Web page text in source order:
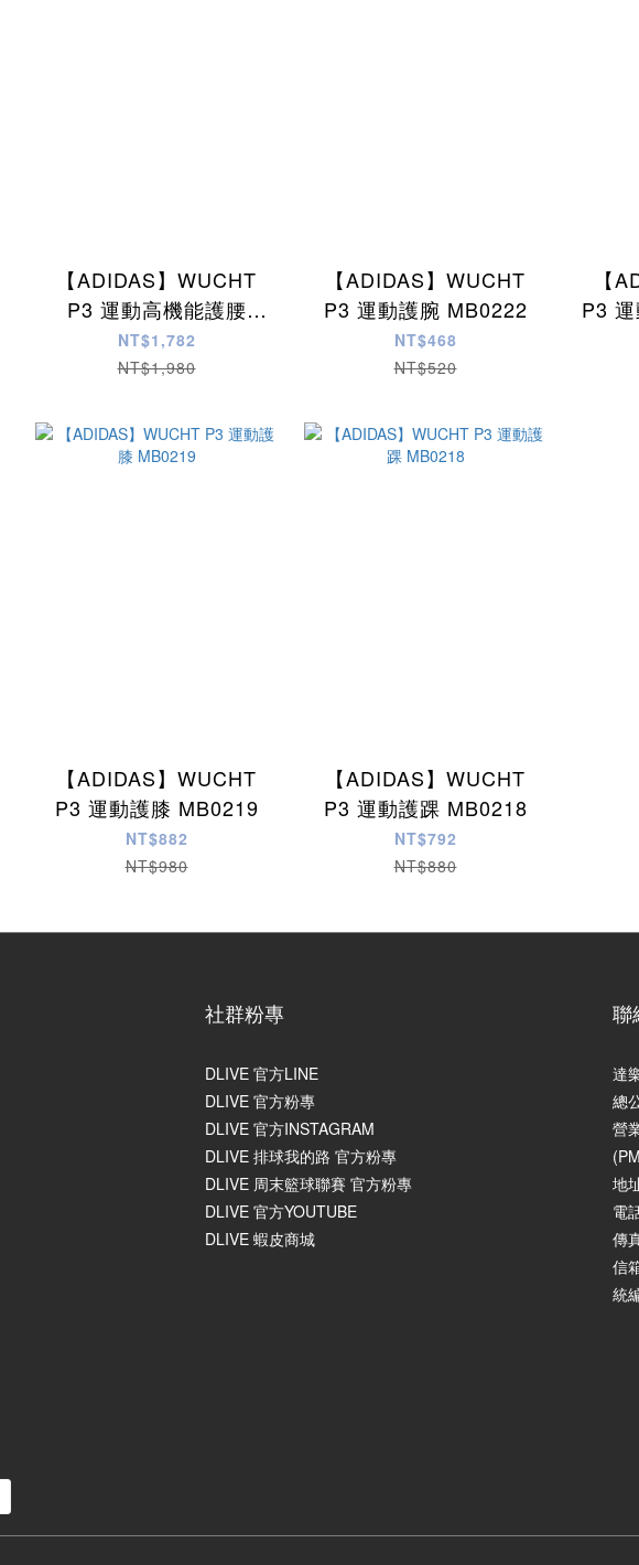
【ADIDAS】WUCHT
P3 運動高機能護腰
MG0046
NT$1,782
NT$1,980
【ADIDAS】WUCHT
P3 運動護腕 MB0222
NT$468
NT$520
【
P3
【ADIDAS】WUCHT
P3 運動護膝 MB0219
NT$882
NT$980
【ADIDAS】WUCHT
P3 運動護踝 MB0218
NT$792
NT$880
社群粉專
DLIVE 官方LINE
DLIVE 官方粉專
DLIVE 官方INSTAGRAM
DLIVE 排球我的路 官方粉專
DLIVE 周末籃球聯賽 官方粉專
DLIVE 官方YOUTUBE
DLIVE 蝦皮商城
聯
達
總
營
地
電
傳
信
統